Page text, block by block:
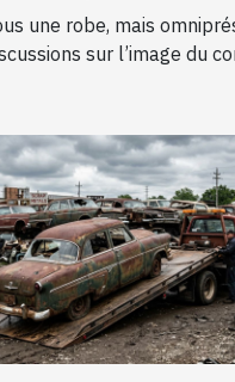
gainante ?
une robe, mais
sur l’image du